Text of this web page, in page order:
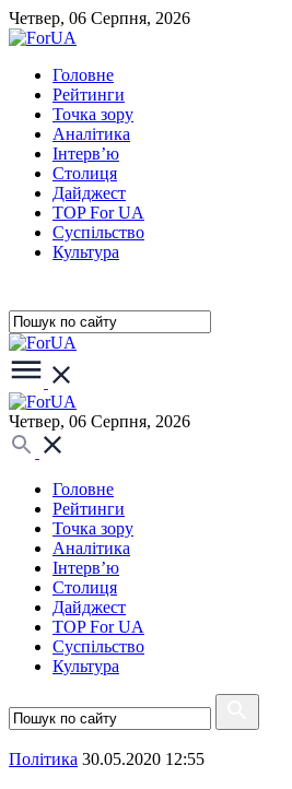
Четвер, 06 Серпня, 2026
Головне
Рейтинги
Точка зору
Аналітика
Інтерв’ю
Столиця
Дайджест
TOP For UA
Суспiльство
Культура
Четвер, 06 Серпня, 2026
Головне
Рейтинги
Точка зору
Аналітика
Інтерв’ю
Столиця
Дайджест
TOP For UA
Суспiльство
Культура
Полiтика 30.05.2020 12:55